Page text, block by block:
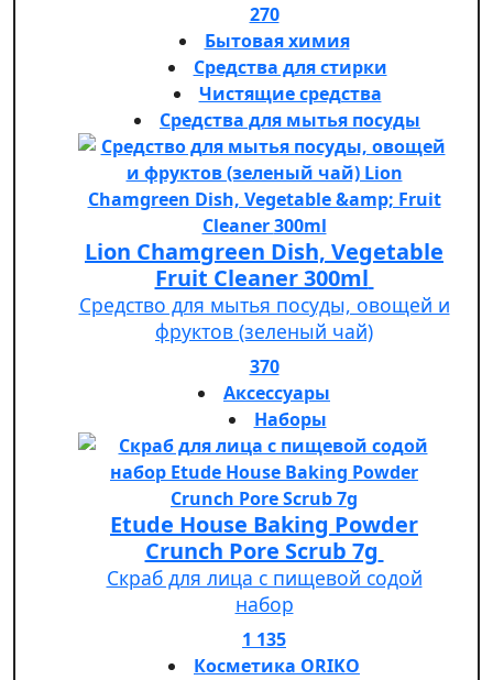
270
Бытовая химия
Средства для стирки
Чистящие средства
Средства для мытья посуды
Lion Chamgreen Dish, Vegetable
Fruit Cleaner 300ml
Средство для мытья посуды, овощей и
фруктов (зеленый чай)
370
Аксессуары
Наборы
Etude House Baking Powder
Crunch Pore Scrub 7g
Скраб для лица с пищевой содой
набор
1 135
Косметика ORIKO